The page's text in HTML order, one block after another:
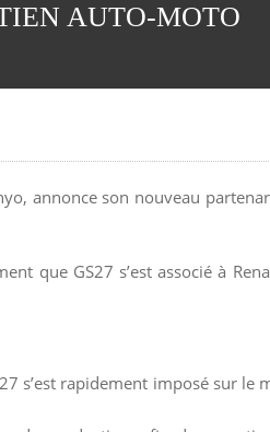
AUTO-MOTO
annonce son nouveau
que GS27 s’est associé à
s’est rapidement imposé sur le